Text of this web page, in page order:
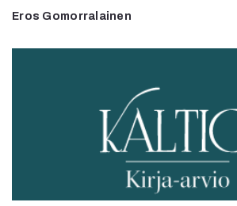
Eros Gomorralainen